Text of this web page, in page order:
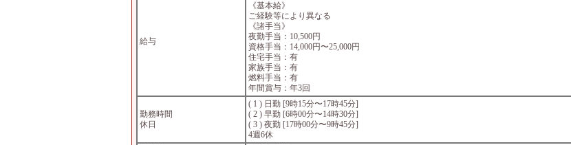
給与
《基本給》
ご経験等により異なる
《諸手当》
夜勤手当：10,500円
資格手当：14,000円〜25,000円
住宅手当：有
家族手当：有
燃料手当：有
年間賞与：年3回
勤務時間
休日
( 1 ) 日勤 [9時15分〜17時45分]
( 2 ) 早勤 [6時00分〜14時30分]
( 3 ) 夜勤 [17時00分〜9時45分]
4週6休